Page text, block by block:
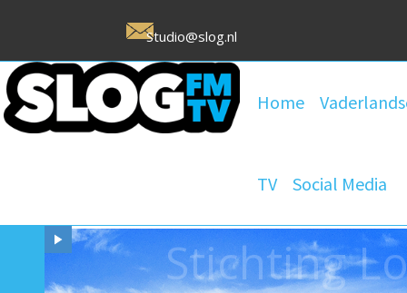
Studio@slog.nl
Home
TV Social Media
Stichting